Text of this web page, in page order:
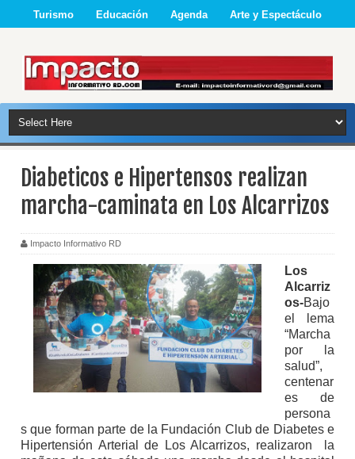
Turismo Educación Agenda Arte y Espectáculo
Diabeticos e Hipertensos realizan
marcha-caminata en Los Alcarrizos
Impacto Informativo RD
Los
Alcarriz
os-Bajo
el lema
“Marcha
por la
salud”,
centenar
es de
persona
s que forman parte de la Fundación Club de Diabetes e
Hipertensión Arterial de Los Alcarrizos, realizaron la